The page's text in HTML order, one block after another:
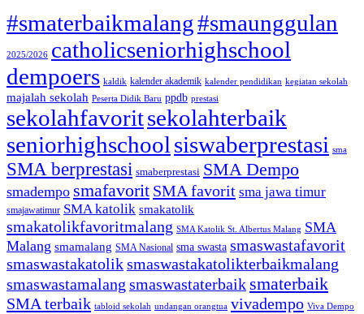
#smaterbaikmalang#smaunggulan
2025/2026 catholicseniorhighschool
dempoers kaldik kalender akademik kalender pendidikan kegiatan sekolah
majalah sekolah Peserta Didik Baru ppdb prestasi
sekolahfavoritsekolahterbaik
seniorhighschool siswaberprestasi sma
SMA berprestasi smaberprestasi SMA Dempo
smadempo smafavorit SMA favorit sma jawa timur
smajawatimur SMA katolik smakatolik
smakatolikfavoritmalang SMA Katolik St. Albertus Malang SMA
Malang smamalang SMA Nasional sma swasta smaswastafavorit
smaswastakatoliksmaswastakatolikterbaikmalang
smaswastamalang smaswastaterbaik smaterbaik
SMA terbaik tabloid sekolah undangan orangtua vivadempo Viva Dempo